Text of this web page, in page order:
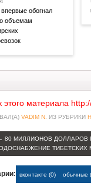
обогнал
объемам
этого материала
VADIM N. ИЗ РУБРИКИ
80 МИЛЛИОНОВ ДОЛЛАРОВ
ТИБЕТСКИХ
вконтакте (0) обычные